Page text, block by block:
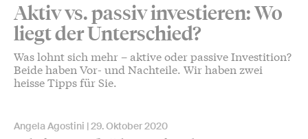
Aktiv vs. passiv investieren: Wo
liegt der Unterschied?
Was lohnt sich mehr – aktive oder passive Investition?
Beide haben Vor- und Nachteile. Wir haben zwei
heisse Tipps für Sie.
Angela Agostini 29. Oktober 2020